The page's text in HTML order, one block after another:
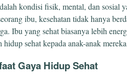
kondisi fisik, mental, dan sosial
ibu, kesehatan tidak hanya
Ibu yang sehat biasanya lebih
hidup sehat kepada anak-anak
Gaya Hidup Sehat